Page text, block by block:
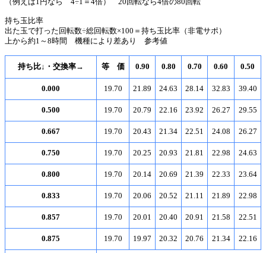
持ち玉比率
出た玉で打った回転数÷総回転数×100＝持ち玉比率（非電サポ）
上から約1～8時間 機種により差あり 参考値
持ち比↓・交換率→ 等 価 0.90 0.80 0.70 0.60 0.50
0.000 19.70 21.89 24.63 28.14 32.83 39.40
0.500 19.70 20.79 22.16 23.92 26.27 29.55
0.667 19.70 20.43 21.34 22.51 24.08 26.27
0.750 19.70 20.25 20.93 21.81 22.98 24.63
0.800 19.70 20.14 20.69 21.39 22.33 23.64
0.833 19.70 20.06 20.52 21.11 21.89 22.98
0.857 19.70 20.01 20.40 20.91 21.58 22.51
0.875 19.70 19.97 20.32 20.76 21.34 22.16